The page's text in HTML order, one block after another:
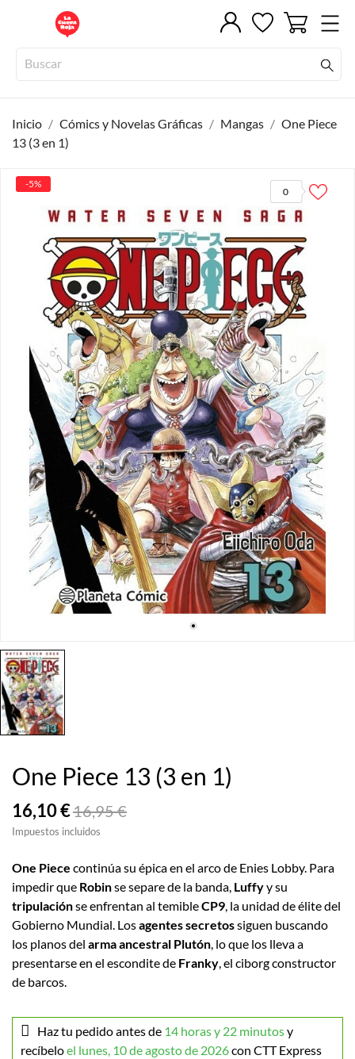
Inicio Cómics y Novelas Gráficas Mangas
One Piece
13 (3 en 1)
0
-5%
One Piece 13 (3 en 1)
16,10 €16,95 €
Impuestos incluidos
One Piece continúa su épica en el arco de Enies Lobby. Para
impedir que Robinse separe de la banda, Luffyy su
tripulaciónse enfrentan al temibleCP9, la unidad de élite del
Gobierno Mundial. Losagentes secretossiguen buscando
los planos del arma ancestral Plutón, lo que los lleva a
presentarse en el escondite de Franky, el ciborg constructor
de barcos.
Haz tu pedido antes de 14 horas y 22 minutosy
recíbeloel lunes, 10 de agosto de 2026con CTT Express